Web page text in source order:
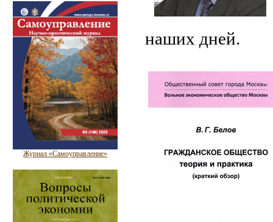
Журнал «Самоуправление»
наших дней.